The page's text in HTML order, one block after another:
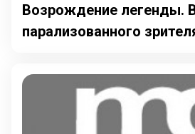
Возрождение легенды.
парализованного